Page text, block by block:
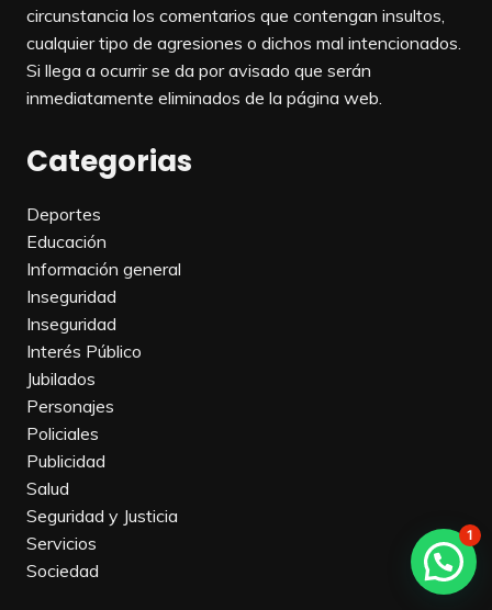
circunstancia los comentarios que contengan insultos,
cualquier tipo de agresiones o dichos mal intencionados.
Si llega a ocurrir se da por avisado que serán
inmediatamente eliminados de la página web.
Categorias
Deportes
Educación
Información general
Inseguridad
Inseguridad
Interés Público
Jubilados
Personajes
Policiales
Publicidad
Salud
Seguridad y Justicia
Servicios
Sociedad
1